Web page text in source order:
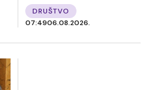
DRUŠTVO
07:4906.08.2026.